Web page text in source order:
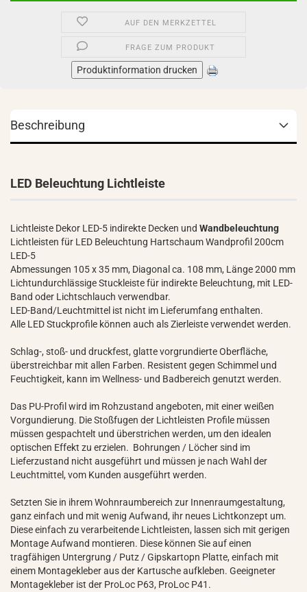
AUF DEN MERKZETTEL
FRAGE ZUM PRODUKT
Produktinformation drucken
Beschreibung
LED Beleuchtung Lichtleiste
Lichtleiste Dekor LED-5 indirekte Decken und Wandbeleuchtung
Lichtleisten für LED Beleuchtung Hartschaum Wandprofil 200cm
LED-5
Abmessungen 105 x 35 mm, Diagonal ca. 108 mm, Länge 2000 mm
Lichtundurchlässige Stuckleiste für indirekte Beleuchtung, mit LED-
Band oder Lichtschlauch verwendbar.
LED-Band/Leuchtmittel ist nicht im Lieferumfang enthalten.
Alle LED Stuckprofile können auch als Zierleiste verwendet werden.
Schlag-, stoß- und druckfest, glatte vorgrundierte Oberfläche,
überstreichbar mit allen Farben. Resistent gegen Schimmel und
Feuchtigkeit, kann im Wellness- und Badbereich genutzt werden.
Das PU-Profil wird im Rohzustand angeboten, mit einer weißen
Vorgundierung. Die Stoßfugen der Lichtleisten Profile müssen
müssen gespachtelt und überstrichen werden, um den idealen
optischen Effekt zu erzielen. Bohrungen / Löcher sind im
Lieferzustand nicht ausgeführt und müssen je nach Wahl der
Leuchtmittel, vom Kunden ausgeführt werden.
Setzten Sie in ihrem Wohnraumbereich zur Innenraumgestaltung,
ganz einfach und mit wenig Aufwand, ihr neues Lichtkonzept um.
Diese einfach zu verarbeitende Lichtleisten, lassen sich mit gerigen
Montage Aufwand montieren. Diese können Sie auf einen
tragfähigen Untergrung / Putz / Gipskartopn Platte, einfach mit
einem Montagekleber aus der Kartusche aufkleben. Geeigneter
Montagekleber ist der ProLoc P63, ProLoc P41.